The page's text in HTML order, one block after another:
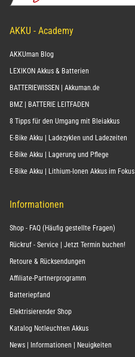
AKKU - Academy
AKKUman Blog
LEXIKON Akkus & Batterien
BATTERIEWISSEN | Akkuman.de
BMZ | BATTERIE LEITFADEN
8 Tipps für den Umgang mit Bleiakkus
E-Bike Akku | Ladezyklen und Ladezeiten
E-Bike Akku | Lagerung und Pflege
E-Bike Akku | Lithium-Ionen Akkus im Fokus
Informationen
Shop - FAQ (Häufig gestellte Fragen)
Rückruf - Service | Jetzt Termin buchen!
Retoure & Rücksendungen
Affiliate-Partnerprogramm
Batteriepfand
Elektrisierender Shop
Katalog Notleuchten Akkus
News | Informationen | Neuigkeiten